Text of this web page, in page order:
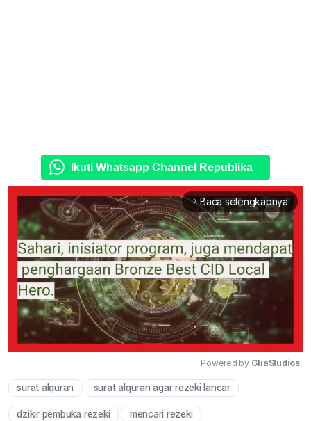
Ikuti Whatsapp Channel Republika
arrow_forward_ios Baca selengkapnya
Powered by GliaStudios
surat alquran surat alquran agar rezeki lancar
dzikir pembuka rezeki mencari rezeki